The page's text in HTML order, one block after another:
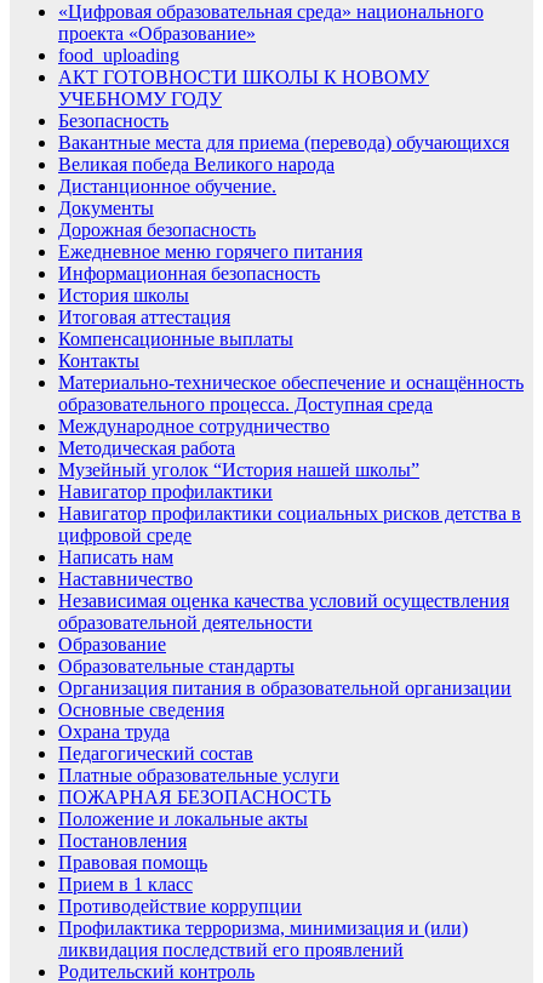
«Цифровая образовательная среда» национального
проекта «Образование»
food_uploading
АКТ ГОТОВНОСТИ ШКОЛЫ К НОВОМУ
УЧЕБНОМУ ГОДУ
Безопасность
Вакантные места для приема (перевода) обучающихся
Великая победа Великого народа
Дистанционное обучение.
Документы
Дорожная безопасность
Ежедневное меню горячего питания
Информационная безопасность
История школы
Итоговая аттестация
Компенсационные выплаты
Контакты
Материально-техническое обеспечение и оснащённость
образовательного процесса. Доступная среда
Международное сотрудничество
Методическая работа
Музейный уголок “История нашей школы”
Навигатор профилактики
Навигатор профилактики социальных рисков детства в
цифровой среде
Написать нам
Наставничество
Независимая оценка качества условий осуществления
образовательной деятельности
Образование
Образовательные стандарты
Организация питания в образовательной организации
Основные сведения
Охрана труда
Педагогический состав
Платные образовательные услуги
ПОЖАРНАЯ БЕЗОПАСНОСТЬ
Положение и локальные акты
Постановления
Правовая помощь
Прием в 1 класс
Противодействие коррупции
Профилактика терроризма, минимизация и (или)
ликвидация последствий его проявлений
Родительский контроль